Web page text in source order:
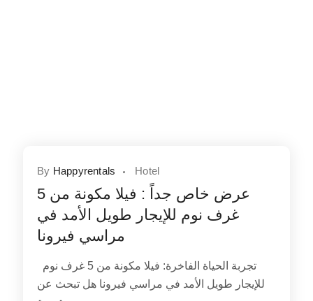
By Happyrentals Hotel
عرض خاص جداً : فيلا مكونة من 5
غرف نوم للإيجار طويل الأمد في
مراسي فيرونا
للإيجار طويل الأمد في مراسي فيرونا هل تبحث عن